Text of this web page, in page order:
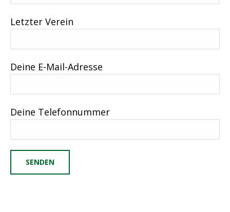
Letzter Verein
Deine E-Mail-Adresse
Deine Telefonnummer